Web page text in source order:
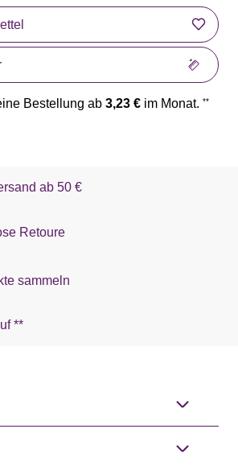
Bestellung ab 3,23 € im Monat. **
ab 50 €
Retoure
sammeln
**